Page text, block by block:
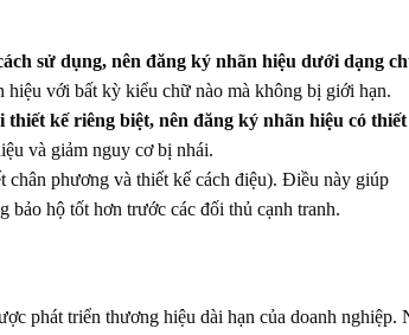
sử dụng, nên đăng ký nhãn hiệu dưới dạng
với bất kỳ kiểu chữ nào mà không bị giới hạn.
kế riêng biệt, nên đăng ký nhãn hiệu có
và giảm nguy cơ bị nhái.
chân phương và thiết kế cách điệu). Điều này giúp
bảo hộ tốt hơn trước các đối thủ cạnh tranh.
phát triển thương hiệu dài hạn của doanh nghiệp.